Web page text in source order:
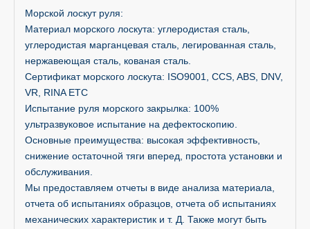
Морской лоскут руля:
Материал морского лоскута: углеродистая сталь,
углеродистая марганцевая сталь, легированная сталь,
нержавеющая сталь, кованая сталь.
Сертификат морского лоскута: ISO9001, CCS, ABS, DNV,
VR, RINA ETC
Испытание руля морского закрылка: 100%
ультразвуковое испытание на дефектоскопию.
Основные преимущества: высокая эффективность,
снижение остаточной тяги вперед, простота установки и
обслуживания.
Мы предоставляем отчеты в виде анализа материала,
отчета об испытаниях образцов, отчета об испытаниях
механических характеристик и т. Д. Также могут быть